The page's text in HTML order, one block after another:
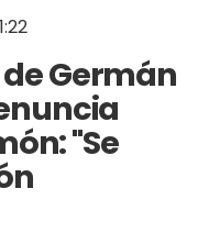
Germán
"Se